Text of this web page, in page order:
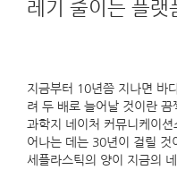
레기 줄이는 플랫
지금부터 10년쯤 지나면 바
려 두 배로 늘어날 것이란
과학지 네이처 커뮤니케이
어나는 데는 30년이 걸릴 것
세플라스틱의 양이 지금의